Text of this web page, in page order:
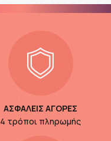
ΑΣΦΑΛΕΙΣ ΑΓΟΡΕΣ
4 τρόποι πληρωμής